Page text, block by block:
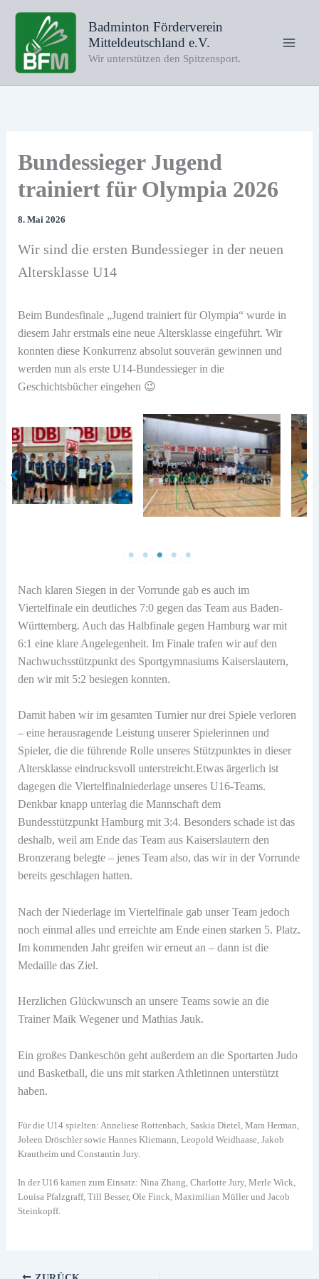
springen
Badminton Förderverein
Mitteldeutschland e.V.
Wir unterstützen den Spitzensport.
Bundessieger Jugend
trainiert für Olympia 2026
8. Mai 2026
Wir sind die ersten Bundessieger in der neuen
Altersklasse U14
Beim Bundesfinale „Jugend trainiert für Olympia“ wurde in
diesem Jahr erstmals eine neue Altersklasse eingeführt. Wir
konnten diese Konkurrenz absolut souverän gewinnen und
werden nun als erste U14-Bundessieger in die
Geschichtsbücher eingehen 😉
Siegerehrung U14 Team U14
Nach klaren Siegen in der Vorrunde gab es auch im
Viertelfinale ein deutliches 7:0 gegen das Team aus Baden-
Württemberg. Auch das Halbfinale gegen Hamburg war mit
6:1 eine klare Angelegenheit. Im Finale trafen wir auf den
Nachwuchsstützpunkt des Sportgymnasiums Kaiserslautern,
den wir mit 5:2 besiegen konnten.
Damit haben wir im gesamten Turnier nur drei Spiele verloren
– eine herausragende Leistung unserer Spielerinnen und
Spieler, die die führende Rolle unseres Stützpunktes in dieser
Altersklasse eindrucksvoll unterstreicht.Etwas ärgerlich ist
dagegen die Viertelfinalniederlage unseres U16-Teams.
Denkbar knapp unterlag die Mannschaft dem
Bundesstützpunkt Hamburg mit 3:4. Besonders schade ist das
deshalb, weil am Ende das Team aus Kaiserslautern den
Bronzerang belegte – jenes Team also, das wir in der Vorrunde
bereits geschlagen hatten.
Nach der Niederlage im Viertelfinale gab unser Team jedoch
noch einmal alles und erreichte am Ende einen starken 5. Platz.
Im kommenden Jahr greifen wir erneut an – dann ist die
Medaille das Ziel.
Herzlichen Glückwunsch an unsere Teams sowie an die
Trainer Maik Wegener und Mathias Jauk.
Ein großes Dankeschön geht außerdem an die Sportarten Judo
und Basketball, die uns mit starken Athletinnen unterstützt
haben.
Für die U14 spielten: Anneliese Rottenbach, Saskia Dietel, Mara Herman,
Joleen Dröschler sowie Hannes Kliemann, Leopold Weidhaase, Jakob
Krautheim und Constantin Jury.
In der U16 kamen zum Einsatz: Nina Zhang, Charlotte Jury, Merle Wick,
Louisa Pfalzgraff, Till Besser, Ole Finck, Maximilian Müller und Jacob
Steinkopff.